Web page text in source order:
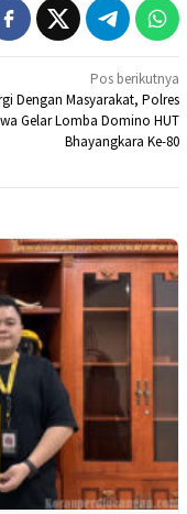
Pos berikutnya
Dengan Masyarakat, Polres
Gelar Lomba Domino HUT
Bhayangkara Ke-80